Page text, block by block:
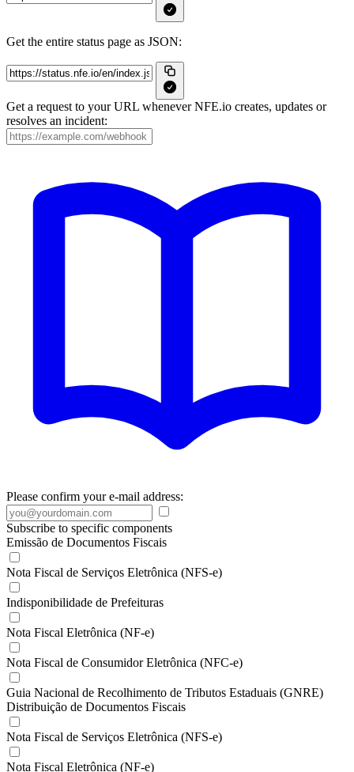
Get the entire status page as JSON:
Get a request to your URL whenever NFE.io creates, updates or
resolves an incident:
Please confirm your e-mail address:
Subscribe to specific components
Emissão de Documentos Fiscais
Nota Fiscal de Serviços Eletrônica (NFS-e)
Indisponibilidade de Prefeituras
Nota Fiscal Eletrônica (NF-e)
Nota Fiscal de Consumidor Eletrônica (NFC-e)
Guia Nacional de Recolhimento de Tributos Estaduais (GNRE)
Distribuição de Documentos Fiscais
Nota Fiscal de Serviços Eletrônica (NFS-e)
Nota Fiscal Eletrônica (NF-e)